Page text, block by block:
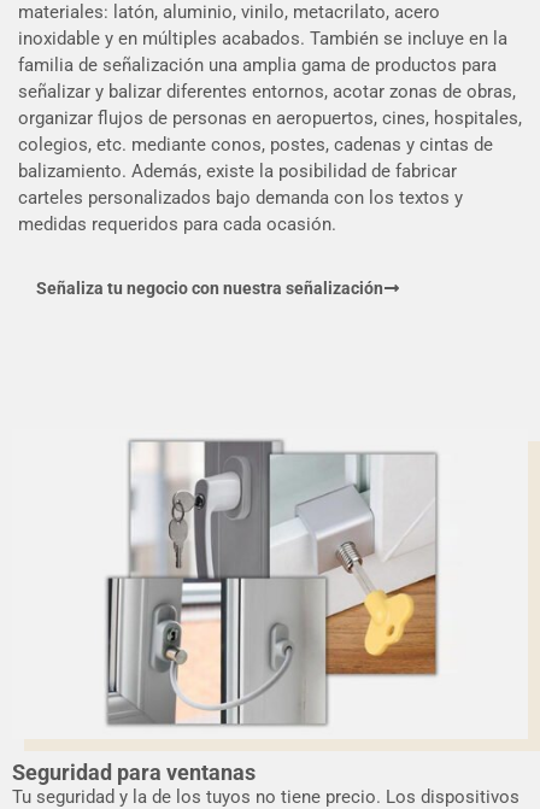
materiales: latón, aluminio, vinilo, metacrilato, acero
inoxidable y en múltiples acabados. También se incluye en la
familia de señalización una amplia gama de productos para
señalizar y balizar diferentes entornos, acotar zonas de obras,
organizar flujos de personas en aeropuertos, cines, hospitales,
colegios, etc. mediante conos, postes, cadenas y cintas de
balizamiento. Además, existe la posibilidad de fabricar
carteles personalizados bajo demanda con los textos y
medidas requeridos para cada ocasión.
Señaliza tu negocio con nuestra señalización
Seguridad para ventanas
Tu seguridad y la de los tuyos no tiene precio. Los dispositivos